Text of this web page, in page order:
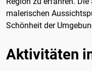
malerischen
Schönheit der
Aktivitäten